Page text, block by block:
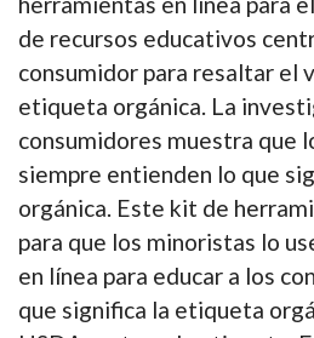
de recursos educativos
consumidor para resaltar el
etiqueta orgánica. La
consumidores muestra que
siempre entienden lo que
orgánica. Este kit de
para que los minoristas lo
en línea para educar a los
que significa la etiqueta